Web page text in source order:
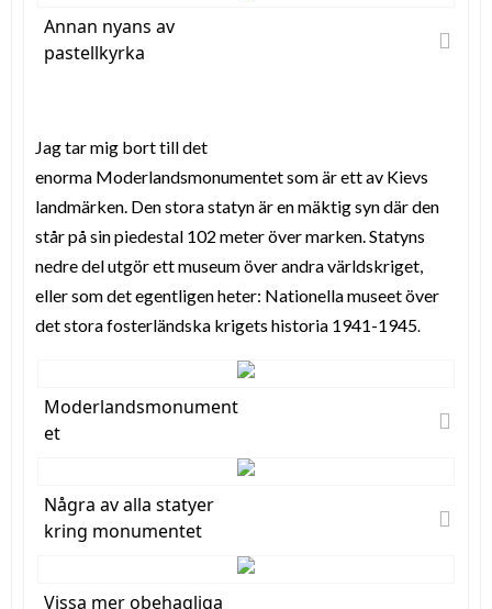
Annan nyans av
pastellkyrka
Jag tar mig bort till det
enorma Moderlandsmonumentet som är ett av Kievs
landmärken. Den stora statyn är en mäktig syn där den
står på sin piedestal 102 meter över marken. Statyns
nedre del utgör ett museum över andra världskriget,
eller som det egentligen heter: Nationella museet över
det stora fosterländska krigets historia 1941-1945.
Moderlandsmonument
et
Några av alla statyer
kring monumentet
Vissa mer obehagliga